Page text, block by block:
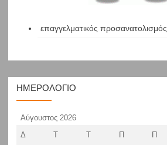
επαγγελματικός προσανατολισμός
ΗΜΕΡΟΛΌΓΙΟ
Αύγουστος 2026
Δ
Τ Τ Π Π